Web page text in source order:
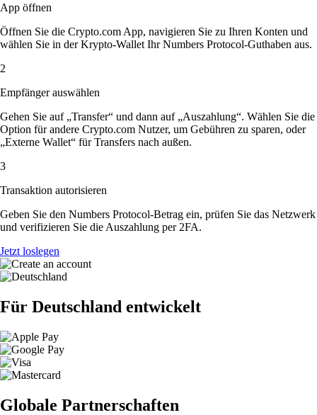
App öffnen
Öffnen Sie die Crypto.com App, navigieren Sie zu Ihren Konten und
wählen Sie in der Krypto-Wallet Ihr Numbers Protocol-Guthaben aus.
2
Empfänger auswählen
Gehen Sie auf „Transfer“ und dann auf „Auszahlung“. Wählen Sie die
Option für andere Crypto.com Nutzer, um Gebühren zu sparen, oder
„Externe Wallet“ für Transfers nach außen.
3
Transaktion autorisieren
Geben Sie den Numbers Protocol-Betrag ein, prüfen Sie das Netzwerk
und verifizieren Sie die Auszahlung per 2FA.
Jetzt loslegen
Für Deutschland entwickelt
Globale Partnerschaften